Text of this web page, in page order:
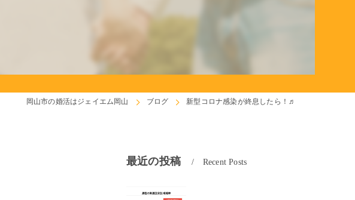
岡山市の婚活はジェイエム岡山 ブログ 新型コロナ感染が終息したら！♬
最近の投稿 Recent Posts